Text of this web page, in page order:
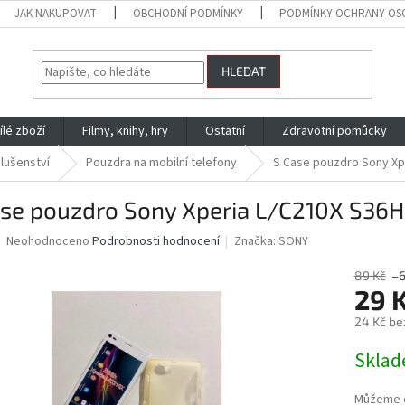
JAK NAKUPOVAT OBCHODNÍ PODMÍNKY PODMÍNKY OCHRANY
HLEDAT
zboží Filmy, knihy, hry Ostatní
Zdravotní pomůcky
Pouzdra na mobilní telefony S Case pouzdro Sony
pouzdro Sony Xperia L/C210X
Průměrné
Neohodnoceno Podrobnosti hodnocení Značka:SONY
89 Kč
29
24 Kč
cena: